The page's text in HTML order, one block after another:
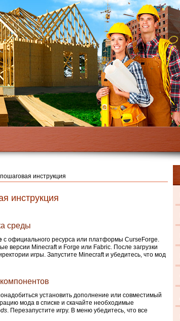
инструкция
инструкция
среды
с официального ресурса или платформы CurseForge.
версии Minecraft и Forge или Fabric. После загрузки
игры. Запустите Minecraft и убедитесь, что мод
установить дополнение или совместимый
мода в списке и скачайте необходимые
. Перезапустите игру. В меню убедитесь, что все